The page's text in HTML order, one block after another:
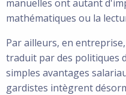
manuelles ont autant
mathématiques ou la
Par ailleurs, en
traduit par des politiques
simples avantages
gardistes intègrent